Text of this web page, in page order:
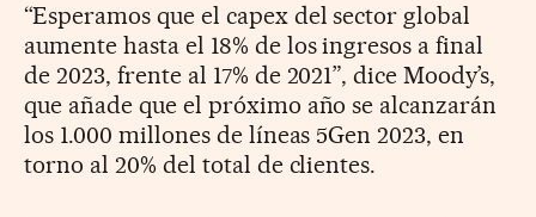
“Esperamos que el capex del sector global
aumente hasta el 18% de los ingresos a final
de 2023, frente al 17% de 2021”, dice Moody’s,
que añade que el próximo año se alcanzarán
los 1.000 millones de líneas 5Gen 2023, en
torno al 20% del total de clientes.